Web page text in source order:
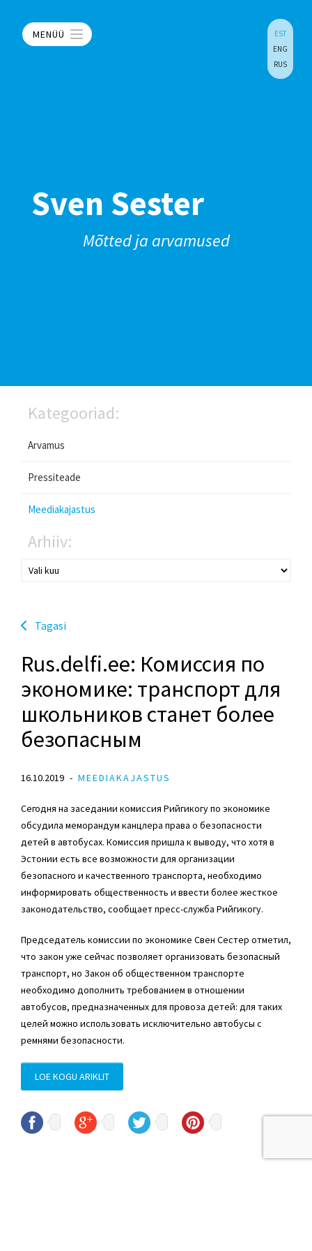
MENÜÜ
EST
ENG
RUS
Sven Sester
Mõtted ja arvamused
Kategooriad:
Arvamus
Pressiteade
Meediakajastus
Arhiiv:
Tagasi
Rus.delfi.ee: Комиссия по
экономике: транспорт для
школьников станет более
безопасным
16.10.2019 MEEDIAKAJASTUS
Сегодня на заседании комиссия Рийгикогу по экономике
обсудила меморандум канцлера права о безопасности
детей в автобусах. Комиссия пришла к выводу, что хотя в
Эстонии есть все возможности для организации
безопасного и качественного транспорта, необходимо
информировать общественность и ввести более жесткое
законодательство, сообщает пресс-служба Рийгикогу.
Председатель комиссии по экономике Свен Сестер отметил,
что закон уже сейчас позволяет организовать безопасный
транспорт, но Закон об общественном транспорте
необходимо дополнить требованием в отношении
автобусов, предназначенных для провоза детей: для таких
целей можно использовать исключительно автобусы с
ремнями безопасности.
LOE KOGU ARIKLIT